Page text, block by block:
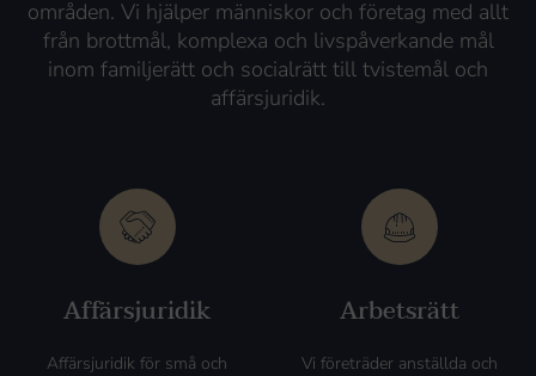
områden. Vi hjälper människor och företag med allt
från brottmål, komplexa och livspåverkande mål
inom familjerätt och socialrätt till tvistemål och
affärsjuridik.
Affärsjuridik
Affärsjuridik för små och
Arbetsrätt
Vi företräder anställda och